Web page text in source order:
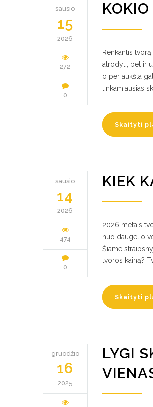
sausio
15
2026
272
0
Renkantis
atrodyti, bet ir
o per aukšta
tinkamiausias
Skaityti
sausio
14
2026
474
0
KIEK
2026 metais
nuo daugelio
Šiame
tvoros kainą?
Skaityti
gruodžio
16
2025
LYGI